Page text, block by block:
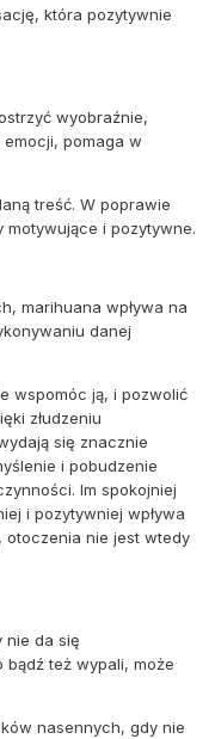
która pozytywnie
wyobraźnie,
pomaga w
treść. W poprawie
motywujące i pozytywne.
marihuana wpływa na
danej
wspomóc ją, i pozwolić
złudzeniu
się znacznie
i pobudzenie
Im spokojniej
i pozytywniej wpływa
otoczenia nie jest wtedy
nie da się
też wypali, może
nasennych, gdy nie